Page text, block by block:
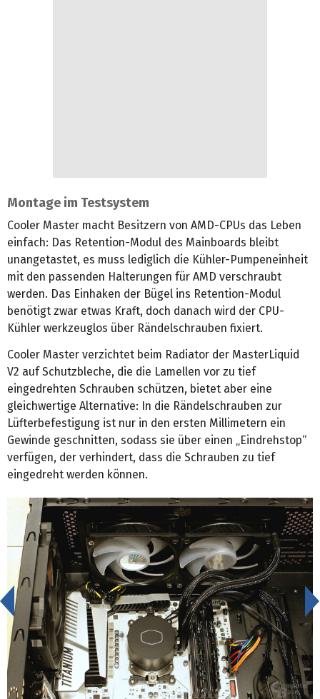
Montage im Testsystem
Cooler Master macht Besitzern von AMD-CPUs das Leben
einfach: Das Retention-Modul des Mainboards bleibt
unangetastet, es muss lediglich die Kühler-Pumpeneinheit
mit den passenden Halterungen für AMD verschraubt
werden. Das Einhaken der Bügel ins Retention-Modul
benötigt zwar etwas Kraft, doch danach wird der CPU-
Kühler werkzeuglos über Rändelschrauben fixiert.
Cooler Master verzichtet beim Radiator der MasterLiquid
V2 auf Schutzbleche, die die Lamellen vor zu tief
eingedrehten Schrauben schützen, bietet aber eine
gleichwertige Alternative: In die Rändelschrauben zur
Lüfterbefestigung ist nur in den ersten Millimetern ein
Gewinde geschnitten, sodass sie über einen „Eindrehstop“
verfügen, der verhindert, dass die Schrauben zu tief
eingedreht werden können.
<